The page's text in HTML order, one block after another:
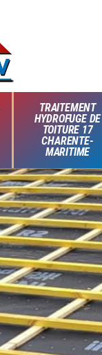
TRAITEMENT
HYDROFUGE DE
TOITURE 17
CHARENTE-
MARITIME